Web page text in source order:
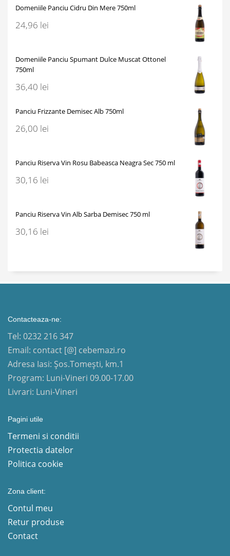
Domeniile Panciu Cidru Din Mere 750ml
24,96 lei
Domeniile Panciu Spumant Dulce Muscat Ottonel
750ml
36,40 lei
Panciu Frizzante Demisec Alb 750ml
26,00 lei
Panciu Riserva Vin Rosu Babeasca Neagra Sec 750 ml
30,16 lei
Panciu Riserva Vin Alb Sarba Demisec 750 ml
30,16 lei
Contacteaza-ne:
Tel: 0232 216 347
Email: contact [@] cebemazi.ro
Adresa Iasi: Șos.Tomești, km.1
Program: Luni-Vineri 09.00-17.00
Livrari: Luni-Vineri
Pagini utile
Termeni si conditii
Protectia datelor
Politica cookie
Zona client:
Contul meu
Retur produse
Contact